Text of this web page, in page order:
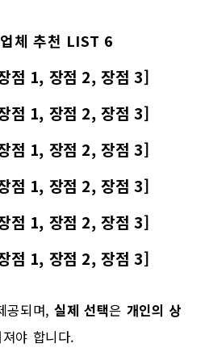
체 추천 LIST 6
점 1, 장점 2, 장점 3]
점 1, 장점 2, 장점 3]
점 1, 장점 2, 장점 3]
점 1, 장점 2, 장점 3]
점 1, 장점 2, 장점 3]
점 1, 장점 2, 장점 3]
공되며,실제 선택은 개인의 상
야 합니다.